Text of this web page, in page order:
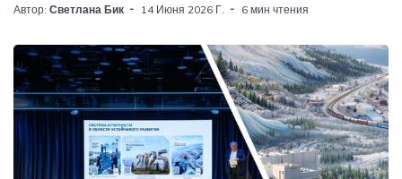
Автор: Светлана Бик 14 Июня 2026 Г. 6 мин чтения